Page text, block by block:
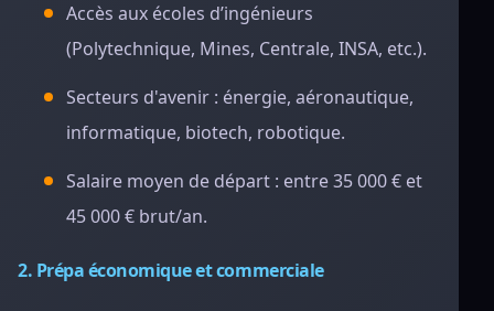
Accès aux écoles d’ingénieurs
(Polytechnique, Mines, Centrale, INSA, etc.).
Secteurs d'avenir : énergie, aéronautique,
informatique, biotech, robotique.
Salaire moyen de départ : entre 35 000 € et
45 000 € brut/an.
2. Prépa économique et commerciale